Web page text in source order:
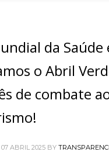
da Saúde
o Abril
de combate
ABRIL 2025 BY